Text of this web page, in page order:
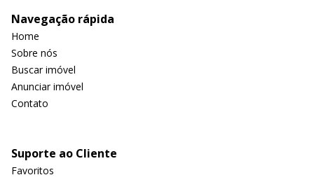
Navegação rápida
Home
Sobre nós
Buscar imóvel
Anunciar imóvel
Contato
Suporte ao Cliente
Favoritos